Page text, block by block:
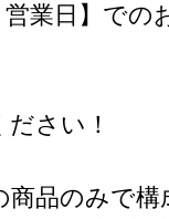
業日】での
さい！
品のみで構